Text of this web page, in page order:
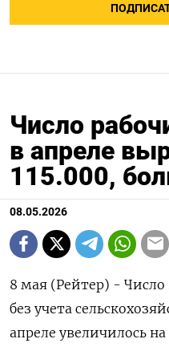
Число
в апреле
115.000,
08.05.2026
8 мая (Рейтер) -
без учета
апреле ​увеличилось